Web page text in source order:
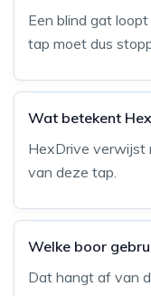
Een blind gat
tap moet dus
Wat betekent
HexDrive verwijst
van deze tap.
Welke boor
Dat hangt af van